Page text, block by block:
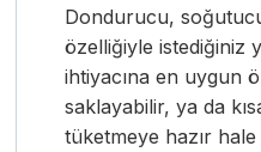
Dondurucu,
özelliğiyle istediğiniz
ihtiyacına en uygun
saklayabilir, ya da
tüketmeye hazır